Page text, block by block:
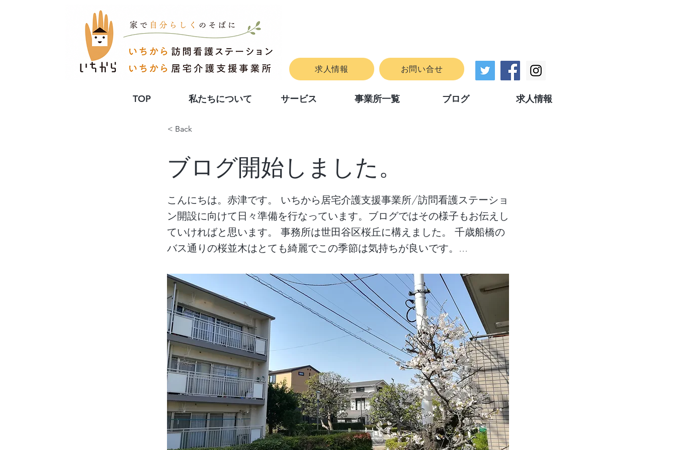
求人情報 お問い合せ
TOP 私たちについて サービス 事業所一覧 ブログ 求人情報
< Back
ブログ開始しました。
こんにちは。赤津です。 いちから居宅介護支援事業所/訪問看護ステーショ
ン開設に向けて日々準備を行なっています。ブログではその様子もお伝えし
ていければと思います。 事務所は世田谷区桜丘に構えました。 千歳船橋の
バス通りの桜並木はとても綺麗でこの季節は気持ちが良いです。...